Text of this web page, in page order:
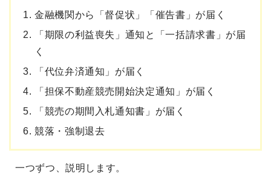
金融機関から「督促状」「催告書」が届く
「期限の利益喪失」通知と「一括請求書」が届
く
「代位弁済通知」が届く
「担保不動産競売開始決定通知」が届く
「競売の期間入札通知書」が届く
競落・強制退去
一つずつ、説明します。